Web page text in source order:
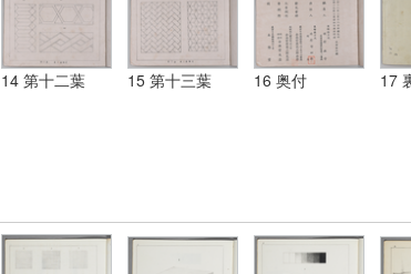
14 第十二葉 15 第十三葉 16 奥付 17